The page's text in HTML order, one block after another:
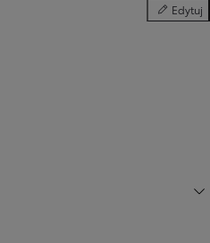
Edytuj
Opcje